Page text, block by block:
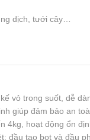
dịch, tưới cây…
vỏ trong suốt, dễ
giúp đảm bảo an
4kg, hoạt động ổn
đầu tạo bọt và đầu